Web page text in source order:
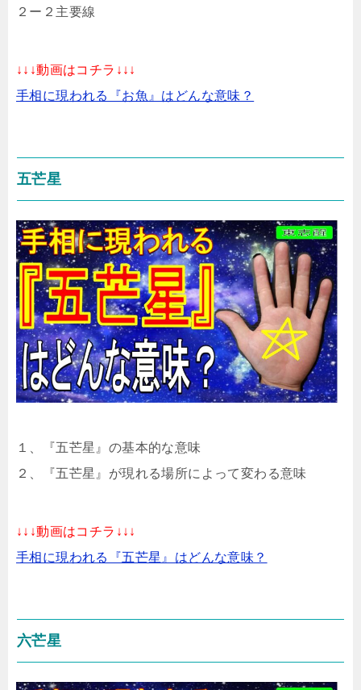
２ー２主要線
↓↓↓動画はコチラ↓↓↓
手相に現われる『お魚』はどんな意味？
五芒星
１、『五芒星』の基本的な意味
２、『五芒星』が現れる場所によって変わる意味
↓↓↓動画はコチラ↓↓↓
手相に現われる『五芒星』はどんな意味？
六芒星